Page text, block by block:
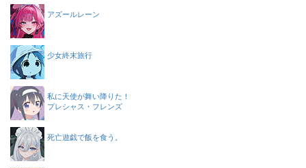
アズールレーン
少女終末旅行
私に天使が舞い降りた！
プレシャス・フレンズ
死亡遊戯で飯を食う。